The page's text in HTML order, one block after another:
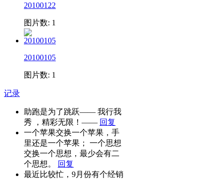
20100122
图片数: 1
20100105
图片数: 1
记录
助跑是为了跳跃—— 我行我
秀 ，精彩无限！—— 回复
一个苹果交换一个苹果，手
里还是一个苹果； 一个思想
交换一个思想，最少会有二
个思想。
回复
最近比较忙，9月份有个经销